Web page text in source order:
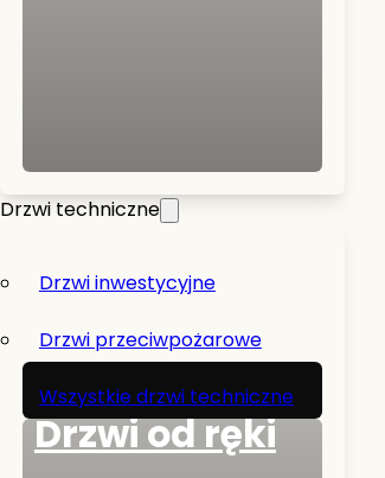
Drzwi techniczne
Drzwi inwestycyjne
Drzwi przeciwpożarowe
Wszystkie drzwi techniczne
Drzwi od ręki